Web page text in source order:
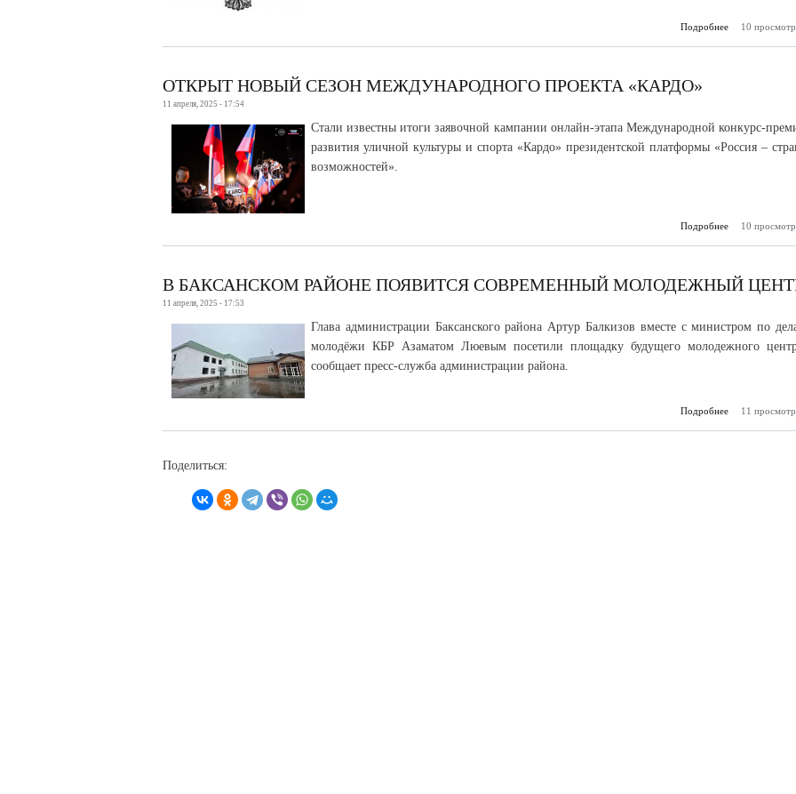
Подробнее
о Кабардино-
10
ОТКРЫТ НОВЫЙ СЕЗОН МЕЖДУНАРОДНОГО ПРОЕКТА «КАРДО»
11 апреля, 2025 - 17:54
Стали известны итоги заявочной кампании онлайн-этапа Международной конкурс-
развития уличной культуры и спорта «Кардо» президентской платформы «Россия –
возможностей».
Подробнее
о Открыт
10
В БАКСАНСКОМ РАЙОНЕ ПОЯВИТСЯ СОВРЕМЕННЫЙ МОЛОДЕЖНЫЙ
11 апреля, 2025 - 17:53
Глава администрации Баксанского района Артур Балкизов вместе с министром по
молодёжи КБР Азаматом Люевым посетили площадку будущего молодежного
сообщает пресс-служба администрации района.
Подробнее
о В11
Поделиться: